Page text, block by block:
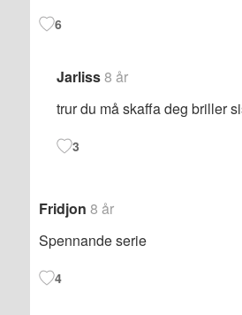
6
Jarliss8 år
trur du må skaffa deg briller
3
Fridjon 8 år
Spennande serie
4